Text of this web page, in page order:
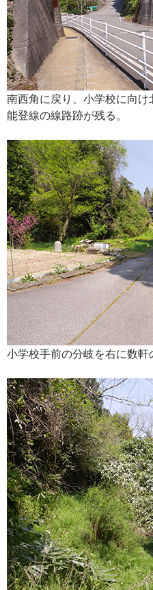
南西角に戻り、小学校に向
能登線の線路跡が残る。
小学校手前の分岐を右に数軒